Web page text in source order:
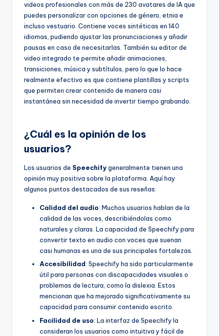
videos profesionales con más de 230 avatares de IA que
puedes personalizar con opciones de género, etnia e
incluso vestuario. Contiene voces sintéticas en 140
idiomas, pudiendo ajustar las pronunciaciones y añadir
pausas en caso de necesitarlas. También su editor de
video integrado te permite añadir animaciones,
transiciones, música y subtítulos, pero lo que lo hace
realmente efectivo es que contiene plantillas y scripts
que permiten crear contenido de manera casi
instantánea sin necesidad de invertir tiempo grabando.
¿Cuál es la opinión de los
usuarios?
Los usuarios de Speechifygeneralmente tienen una
opinión muy positiva sobre la plataforma. Aquí hay
algunos puntos destacados de sus reseñas:
Calidad del audio: Muchos usuarios hablan de la
calidad de las voces, describiéndolas como
naturales y claras. La capacidad de Speechify para
convertir texto en audio con voces que suenan
casi humanas es una de sus principales fortalezas.
Accesibilidad: Speechify ha sido particularmente
útil para personas con discapacidades visuales o
problemas de lectura, como la dislexia. Estos
mencionan que ha mejorado significativamente su
capacidad para consumir contenido escrito.
Facilidad de uso: La interfaz de Speechify la
consideran los usuarios como intuitiva y fácil de